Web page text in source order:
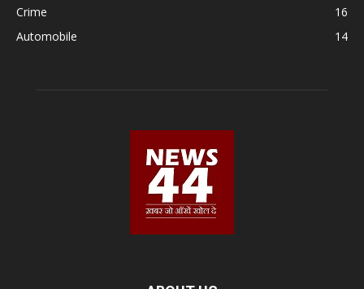
Crime
16
Automobile
14